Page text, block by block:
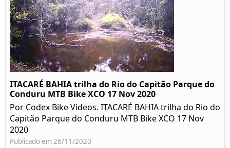
ITACARÉ BAHIA trilha do Rio do Capitão Parque do
Conduru MTB Bike XCO 17 Nov 2020
Por Codex Bike Videos. ITACARÉ BAHIA trilha do Rio do
Capitão Parque do Conduru MTB Bike XCO 17 Nov
2020
Publicado em 26/11/2020